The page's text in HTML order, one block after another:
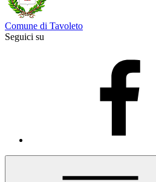
Comune di Tavoleto
Seguici su